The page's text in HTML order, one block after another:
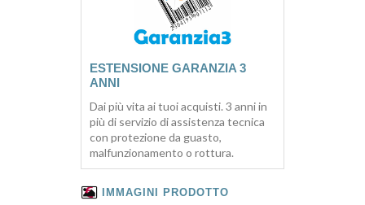
ESTENSIONE GARANZIA 3
ANNI
Dai più vita ai tuoi acquisti. 3 anni in
più di servizio di assistenza tecnica
con protezione da guasto,
malfunzionamento o rottura.
IMMAGINI PRODOTTO